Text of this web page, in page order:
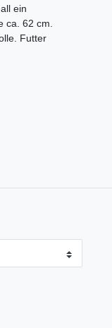
ein
ca. 62 cm.
Futter